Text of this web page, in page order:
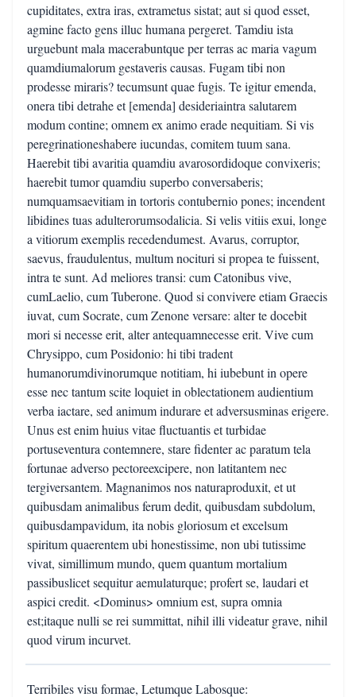
cupiditates, extra iras, extrametus sistat; aut si quod esset,
agmine facto gens illuc humana pergeret. Tamdiu ista
urguebunt mala macerabuntque per terras ac maria vagum
quamdiumalorum gestaveris causas. Fugam tibi non
prodesse miraris? tecumsunt quae fugis. Te igitur emenda,
onera tibi detrahe et [emenda] desideriaintra salutarem
modum contine; omnem ex animo erade nequitiam. Si vis
peregrinationeshabere iucundas, comitem tuum sana.
Haerebit tibi avaritia quamdiu avarosordidoque convixeris;
haerebit tumor quamdiu superbo conversaberis;
numquamsaevitiam in tortoris contubernio pones; incendent
libidines tuas adulterorumsodalicia. Si velis vitiis exui, longe
a vitiorum exemplis recedendumest. Avarus, corruptor,
saevus, fraudulentus, multum nocituri si propea te fuissent,
intra te sunt. Ad meliores transi: cum Catonibus vive,
cumLaelio, cum Tuberone. Quod si convivere etiam Graecis
iuvat, cum Socrate, cum Zenone versare: alter te docebit
mori si necesse erit, alter antequamnecesse erit. Vive cum
Chrysippo, cum Posidonio: hi tibi tradent
humanorumdivinorumque notitiam, hi iubebunt in opere
esse nec tantum scite loquiet in oblectationem audientium
verba iactare, sed animum indurare et adversusminas erigere.
Unus est enim huius vitae fluctuantis et turbidae
portuseventura contemnere, stare fidenter ac paratum tela
fortunae adverso pectoreexcipere, non latitantem nec
tergiversantem. Magnanimos nos naturaproduxit, et ut
quibusdam animalibus ferum dedit, quibusdam subdolum,
quibusdampavidum, ita nobis gloriosum et excelsum
spiritum quaerentem ubi honestissime, non ubi tutissime
vivat, simillimum mundo, quem quantum mortalium
passibuslicet sequitur aemulaturque; profert se, laudari et
aspici credit. <Dominus> omnium est, supra omnia
est;itaque nulli se rei summittat, nihil illi videatur grave, nihil
quod virum incurvet.
Terribiles visu formae, Letumque Labosque: